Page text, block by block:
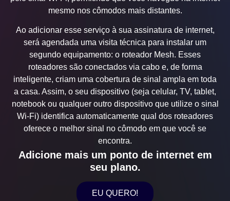
mesmo nos cômodos mais distantes.
Ao adicionar esse serviço à sua assinatura de internet,
será agendada uma visita técnica para instalar um
segundo equipamento: o roteador Mesh. Esses
roteadores são conectados via cabo e, de forma
inteligente, criam uma cobertura de sinal ampla em toda
a casa. Assim, o seu dispositivo (seja celular, TV, tablet,
notebook ou qualquer outro dispositivo que utilize o sinal
Wi-Fi) identifica automaticamente qual dos roteadores
oferece o melhor sinal no cômodo em que você se
encontra.
Adicione mais um ponto de internet em
seu plano.
EU QUERO!